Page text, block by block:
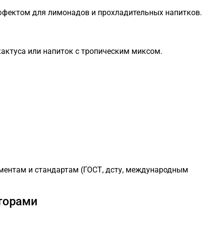
для лимонадов и прохладительных напитков.
или напиток с тропическим миксом.
и стандартам (ГОСТ, дсту, международным